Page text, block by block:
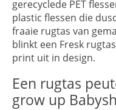
gerecyclede PET
plastic flessen die
fraaie rugtas van
blinkt een Fresk
print uit in design.
Een rugtas
grow up